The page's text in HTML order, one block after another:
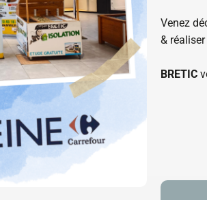
Venez
&
BRETIC